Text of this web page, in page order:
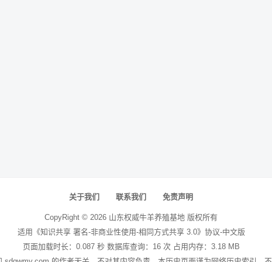
关于我们 联系我们 免责声明
CopyRight © 2026 山东权威牛羊养殖基地 版权所有
适用《知识共享 署名-非商业性使用-相同方式共享 3.0》协议-中文版
页面加载时长：0.087 秒 数据库查询：16 次 占用内存：3.18 MB